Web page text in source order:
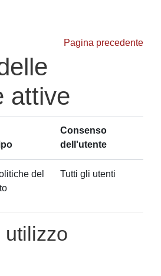
Pagina precedente
attive
Consenso
dell'utente
del
Tutti gli utenti
utilizzo